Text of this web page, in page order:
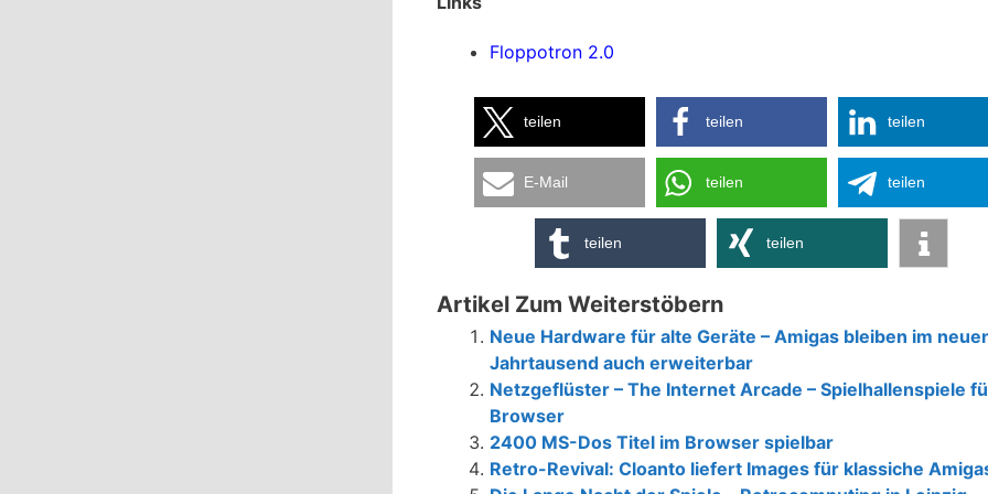
Floppotron 2.0
teilen teilen teilen
E-Mail teilen teilen
teilen teilen
Artikel Zum Weiterstöbern
Neue Hardware für alte Geräte – Amigas bleiben im
Jahrtausend auch erweiterbar
Netzgeflüster – The Internet Arcade – Spielhallenspiele
Browser
2400 MS-Dos Titel im Browser spielbar
Retro-Revival: Cloanto liefert Images für klassiche